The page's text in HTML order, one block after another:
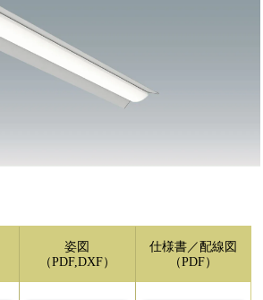
姿図
（PDF,DXF）
仕様書／配線図
（PDF）